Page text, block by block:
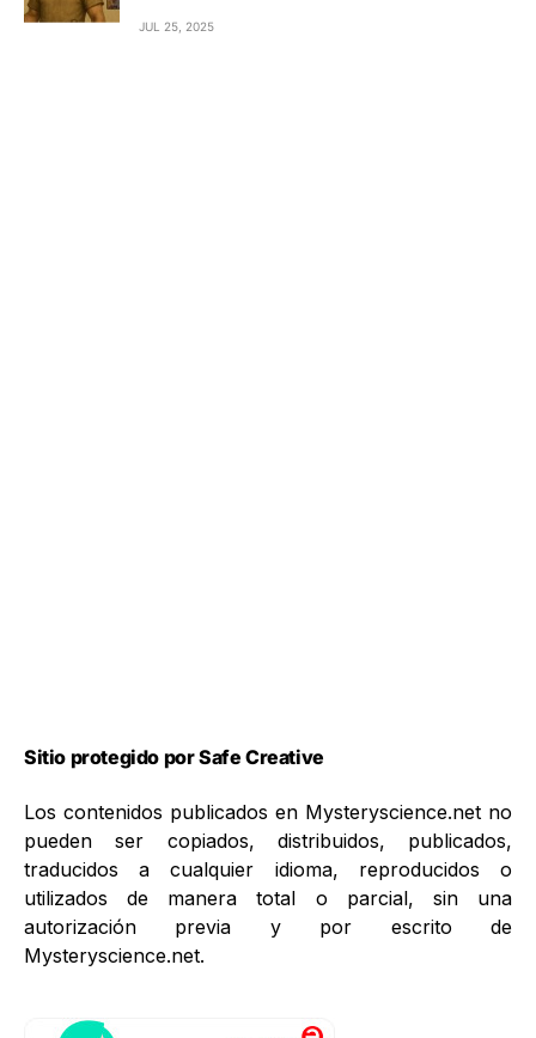
JUL 25, 2025
Sitio protegido por Safe Creative
Los contenidos publicados en Mysteryscience.net no
pueden ser copiados, distribuidos, publicados,
traducidos a cualquier idioma, reproducidos o
utilizados de manera total o parcial, sin una
autorización previa y por escrito de
Mysteryscience.net.